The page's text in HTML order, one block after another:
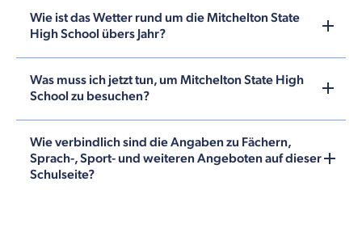
Wie ist das Wetter rund um die Mitchelton State
High School übers Jahr?
Was muss ich jetzt tun, um Mitchelton State High
School zu besuchen?
Wie verbindlich sind die Angaben zu Fächern,
Sprach-, Sport- und weiteren Angeboten auf dieser
Schulseite?